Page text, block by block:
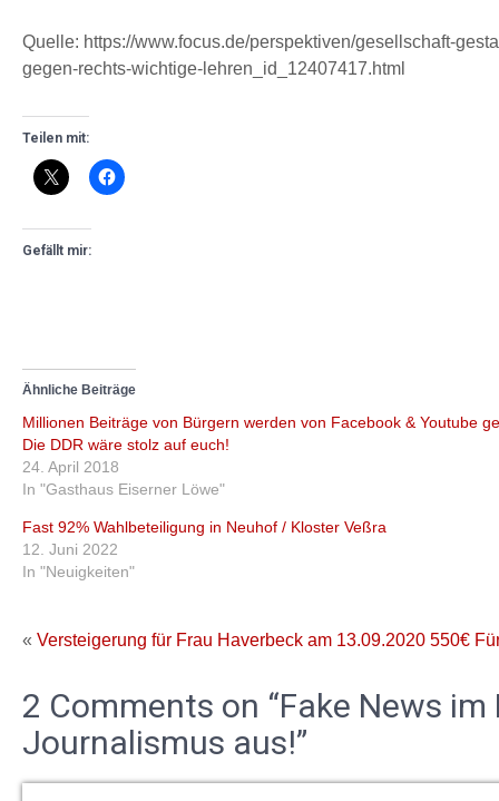
Quelle: https://www.focus.de/perspektiven/gesellschaft-
gegen-rechts-wichtige-lehren_id_12407417.html
Teilen mit:
Gefällt mir:
Ähnliche Beiträge
Millionen Beiträge von Bürgern werden von Facebook & Youtube
Die DDR wäre stolz auf euch!
24. April 2018
In "Gasthaus Eiserner Löwe"
Fast 92% Wahlbeteiligung in Neuhof / Kloster Veßra
12. Juni 2022
In "Neuigkeiten"
« Versteigerung für Frau Haverbeck am 13.09.2020 550€
2 Comments on “Fake News
Journalismus aus!”